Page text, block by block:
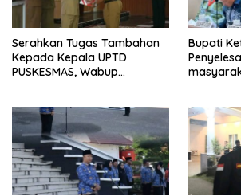
Serahkan Tugas Tambahan
Kepada Kepala UPTD
PUSKESMAS, Wabup
Baik
Bupati